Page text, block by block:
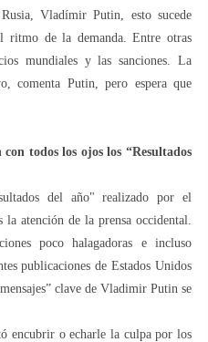
Vladímir Putin, esto sucede
ritmo de la demanda. Entre otras
mundiales y las sanciones. La
comenta Putin, pero espera que
todos los ojos los “Resultados
del año" realizado por el
atención de la prensa occidental.
poco halagadoras e incluso
publicaciones de Estados Unidos
clave de Vladimir Putin se
encubrir o echarle la culpa por los